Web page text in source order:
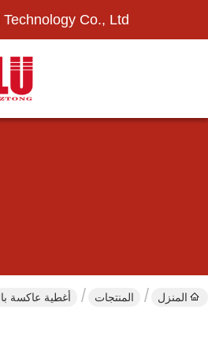
Co., Ltd.
المنزل المنتجات أغطية عاكسة